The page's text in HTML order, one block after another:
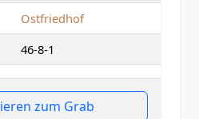
Ostfriedhof
46-8-1
zum Grab